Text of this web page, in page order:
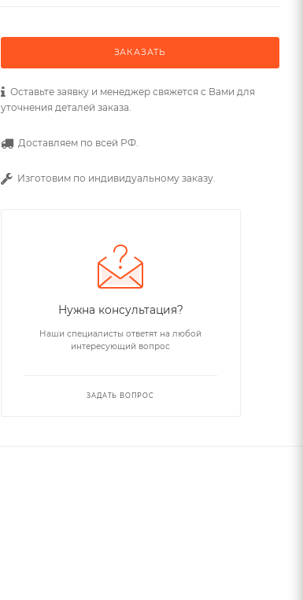
ЗАКАЗАТЬ
Оставьте заявку и менеджер свяжется с Вами для
уточнения деталей заказа.
Доставляем по всей РФ.
Изготовим по индивидуальному заказу.
Нужна консультация?
Наши специалисты ответят на любой
интересующий вопрос
ЗАДАТЬ ВОПРОС